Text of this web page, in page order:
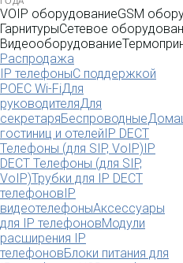
VOIP оборудованиеGSM
ГарнитурыСетевое
Видеооборудование
Распродажа
IP телефоныС поддержкой
POEC Wi-FiДля
руководителяДля
секретаряБеспроводные
гостиниц и отелейIP DECT
Телефоны (для SIP, VoIP)IP
DECT Телефоны (для SIP,
VoIP)Трубки для IP DECT
телефоновIP
видеотелефоныАксессуары
для IP телефоновМодули
расширения IP
телефоновБлоки питания для